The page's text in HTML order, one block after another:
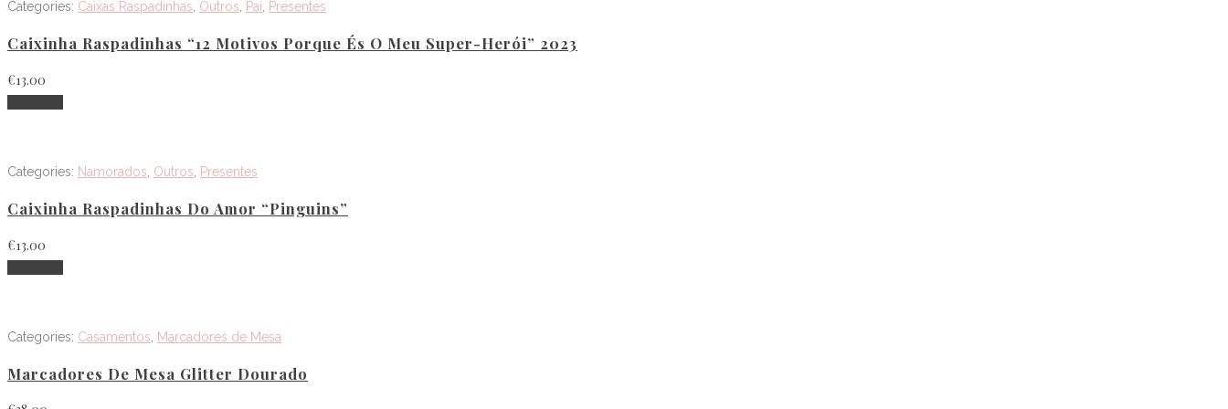
Categories: Caixas Raspadinhas Outros Pai Presentes
Caixinha Raspadinhas “12 Motivos Porque És O Meu Super-Herói” 2023
€13.00
Categories: Namorados Outros Presentes
Caixinha Raspadinhas Do Amor “Pinguins”
€13.00
Categories: Casamentos Marcadores de Mesa
Marcadores De Mesa Glitter Dourado